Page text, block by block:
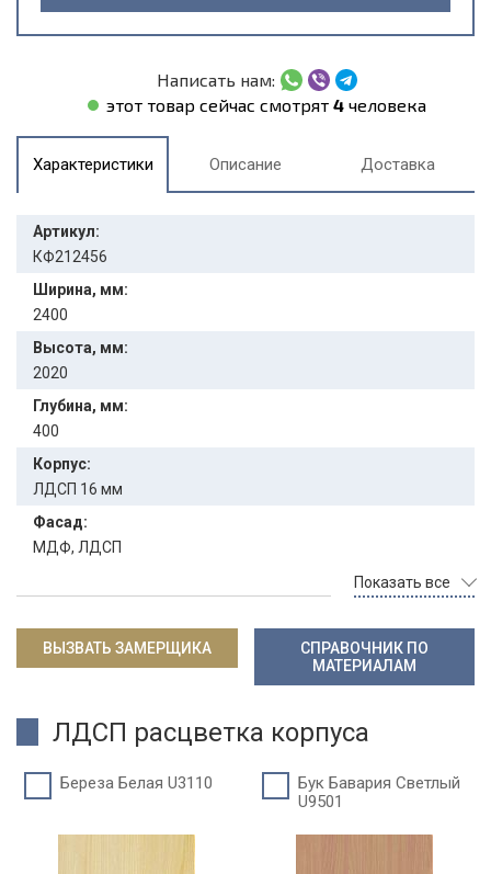
Написать нам:
этот товар сейчас смотрят 4человека
Характеристики Описание Доставка
Артикул:
КФ212456
Ширина, мм:
2400
Высота, мм:
2020
Глубина, мм:
400
Корпус:
ЛДСП 16 мм
Фасад:
МДФ, ЛДСП
Показать все
ВЫЗВАТЬ ЗАМЕРЩИКА
СПРАВОЧНИК ПО
МАТЕРИАЛАМ
ЛДСП расцветка корпуса
Береза Белая U3110
Бук Бавария Светлый
U9501